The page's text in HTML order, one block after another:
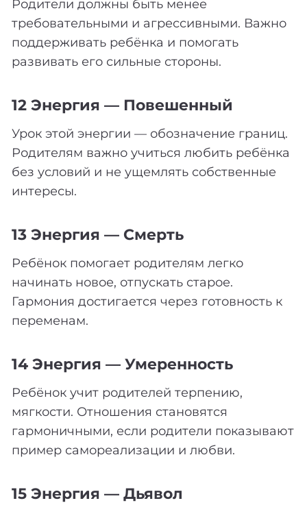
Родители должны быть менее
требовательными и агрессивными. Важно
поддерживать ребёнка и помогать
развивать его сильные стороны.
12 Энергия — Повешенный
Урок этой энергии — обозначение границ.
Родителям важно учиться любить ребёнка
без условий и не ущемлять собственные
интересы.
13 Энергия — Смерть
Ребёнок помогает родителям легко
начинать новое, отпускать старое.
Гармония достигается через готовность к
переменам.
14 Энергия — Умеренность
Ребёнок учит родителей терпению,
мягкости. Отношения становятся
гармоничными, если родители показывают
пример самореализации и любви.
15 Энергия — Дьявол